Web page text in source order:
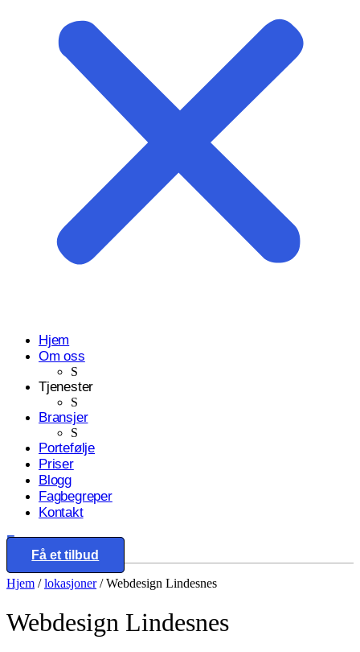
Hjem
Om oss
S
Tjenester
S
Bransjer
S
Portefølje
Priser
Blogg
Fagbegreper
Kontakt
Eng
Få et tilbud
Start prosjektet ditt med oss
Klar til å gjøre ideen din om til en kraftfull digital opplevelse?
Hjem /lokasjoner/Webdesign Lindesnes
Webdesign Lindesnes